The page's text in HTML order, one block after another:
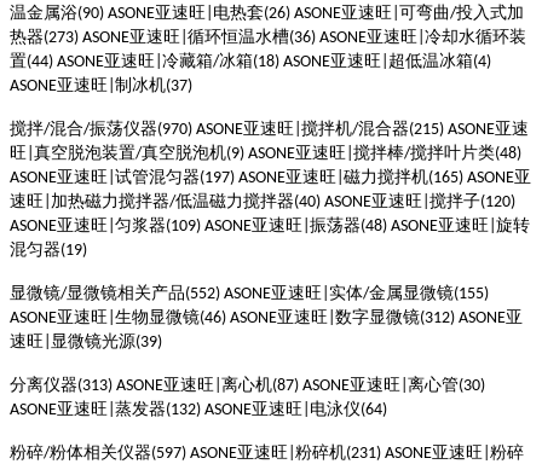
温金属浴(90) ASONE亚速旺 电热套(26) ASONE亚速旺 可弯曲/投入式加
热器(273) ASONE亚速旺 循环恒温水槽(36) ASONE亚速旺 冷却水循环装
置(44) ASONE亚速旺 冷藏箱/冰箱(18) ASONE亚速旺 超低温冰箱(4)
ASONE亚速旺 制冰机(37)
搅拌/混合/振荡仪器(970) ASONE亚速旺 搅拌机/混合器(215) ASONE亚速
旺 真空脱泡装置/真空脱泡机(9) ASONE亚速旺 搅拌棒/搅拌叶片类(48)
ASONE亚速旺 试管混匀器(197) ASONE亚速旺 磁力搅拌机(165) ASONE亚
速旺 加热磁力搅拌器/低温磁力搅拌器(40) ASONE亚速旺 搅拌子(120)
ASONE亚速旺 匀浆器(109) ASONE亚速旺 振荡器(48) ASONE亚速旺 旋转
混匀器(19)
显微镜/显微镜相关产品(552) ASONE亚速旺 实体/金属显微镜(155)
ASONE亚速旺 生物显微镜(46) ASONE亚速旺 数字显微镜(312) ASONE亚
速旺 显微镜光源(39)
分离仪器(313) ASONE亚速旺 离心机(87) ASONE亚速旺 离心管(30)
ASONE亚速旺 蒸发器(132) ASONE亚速旺 电泳仪(64)
粉碎/粉体相关仪器(597) ASONE亚速旺 粉碎机(231) ASONE亚速旺 粉碎